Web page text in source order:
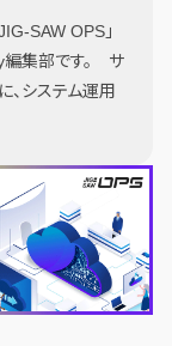
SAW OPS」
編集部です。 サ
システム運用